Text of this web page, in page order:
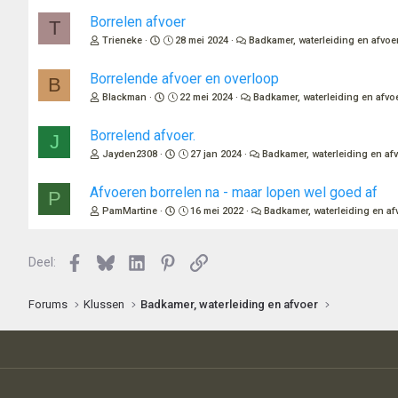
T Borrelen afvoer
Trieneke 28 mei 2024 Badkamer, waterleiding en
B Borrelende afvoer en overloop
Blackman 22 mei 2024 Badkamer, waterleiding en
J Borrelend afvoer.
Jayden2308 27 jan 2024 Badkamer, waterleiding en
P Afvoeren borrelen na - maar lopen wel goed af
PamMartine 16 mei 2022 Badkamer, waterleiding en
Deel: Facebook
BlueskyLinkedInPinterest
Link
Forums Klussen Badkamer, waterleiding en afvoer